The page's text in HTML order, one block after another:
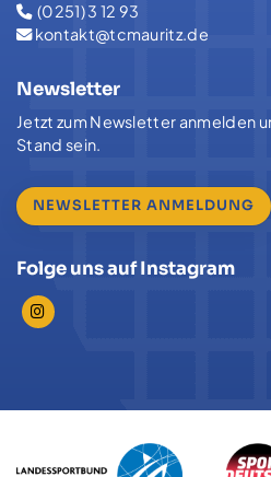
(0251) 3 12 93
kontakt@tcmauritz.de
Newsletter
Jetzt zum Newsletter anmelden
Stand sein.
NEWSLETTER ANMELDUNG
Folge uns auf Instagram